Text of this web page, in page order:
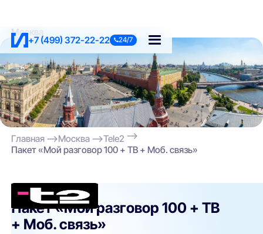
+7 (499) 372-22-22 24/7
Москва
Главная Москва
Tele2
Пакет «Мой разговор 100 + ТВ + Моб. связь»
Tele2
Пакет «Мой разговор 100 + ТВ
+ Моб. связь»